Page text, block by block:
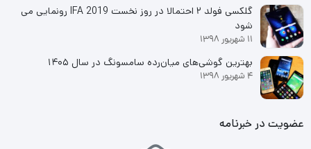
گلکسی فولد ۲ احتمالا در روز نخست IFA 2019 رونمایی می
شود
11 شهریور 1398
بهترین گوشی‌های میان‌رده سامسونگ در سال ۱۴۰۵
4 شهریور 1398
عضویت در خبرنامه